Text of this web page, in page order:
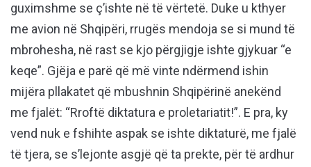
guximshme se ç’ishte në të vërtetë. Duke u kthyer
me avion në Shqipëri, rrugës mendoja se si mund të
mbrohesha, në rast se kjo përgjigje ishte gjykuar “e
keqe”. Gjëja e parë që më vinte ndërmend ishin
mijëra pllakatet që mbushnin Shqipërinë anekënd
me fjalët: “Rroftë diktatura e proletariatit!”. E pra, ky
vend nuk e fshihte aspak se ishte diktaturë, me fjalë
të tjera, se s’lejonte asgjë që ta prekte, për të ardhur